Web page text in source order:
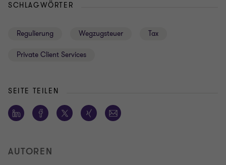
SCHLAGWÖRTER
Regulierung Wegzugsteuer Tax
Private Client Services
SEITE TEILEN
AUTOREN